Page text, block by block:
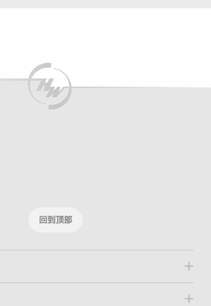
回到顶部